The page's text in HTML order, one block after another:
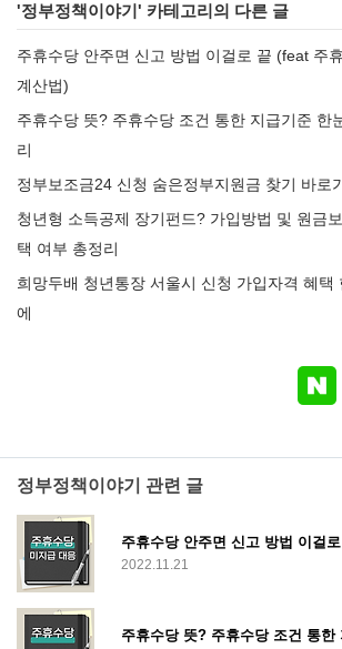
'정부정책이야기' 카테고리의 다른 글
주휴수당 안주면 신고 방법 이걸로 끝 (feat 주
계산법)
주휴수당 뜻? 주휴수당 조건 통한 지급기준 한
리
정부보조금24 신청 숨은정부지원금 찾기 바로
청년형 소득공제 장기펀드? 가입방법 및 원금
택 여부 총정리
희망두배 청년통장 서울시 신청 가입자격 혜택
에
정부정책이야기 관련 글
2022.11.21
주휴수당 뜻? 주휴수당 조건 통한